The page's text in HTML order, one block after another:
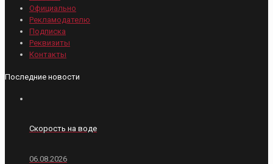
Официально
Рекламодателю
Подписка
Реквизиты
Контакты
Последние новости
Скорость на воде
06.08.2026